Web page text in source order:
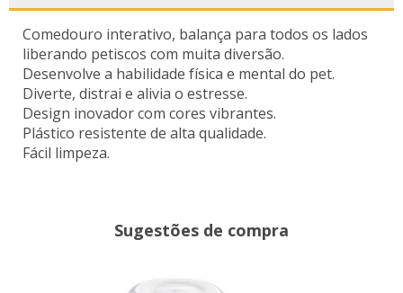
Comedouro interativo, balança para todos os lados
liberando petiscos com muita diversão.
Desenvolve a habilidade física e mental do pet.
Diverte, distrai e alivia o estresse.
Design inovador com cores vibrantes.
Plástico resistente de alta qualidade.
Fácil limpeza.
Sugestões de compra